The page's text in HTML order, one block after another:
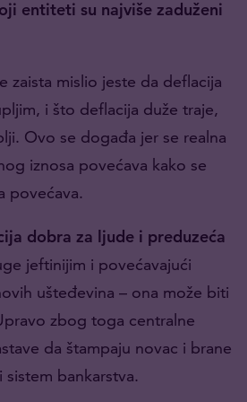
entiteti su najviše zaduženi
zaista mislio jeste da deflacija
i što deflacija duže traje,
Ovo se događa jer se realna
iznosa povećava kako se
povećava.
dobra za ljude i preduzeća
jeftinijim i povećavajući
ušteđevina – ona može biti
zbog toga centralne
da štampaju novac i brane
bankarstva.